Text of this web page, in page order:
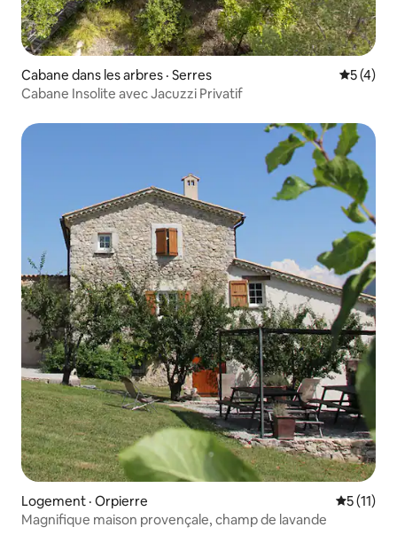
Cabane dans les arbres · Serres Note
5 (4)
Cabane Insolite avec Jacuzzi Privatif
Logement · Orpierre Note
5 (11)
Magnifique maison provençale, champ de lavande